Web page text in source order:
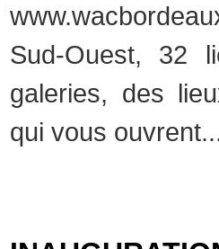
Sud-Ouest, 32
galeries, des
qui vous